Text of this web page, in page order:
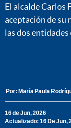
El alcalde Carlos
aceptación de su
las dos
Por: María Paula
16 de Jun, 2026
Actualizado: 16 De Jun,